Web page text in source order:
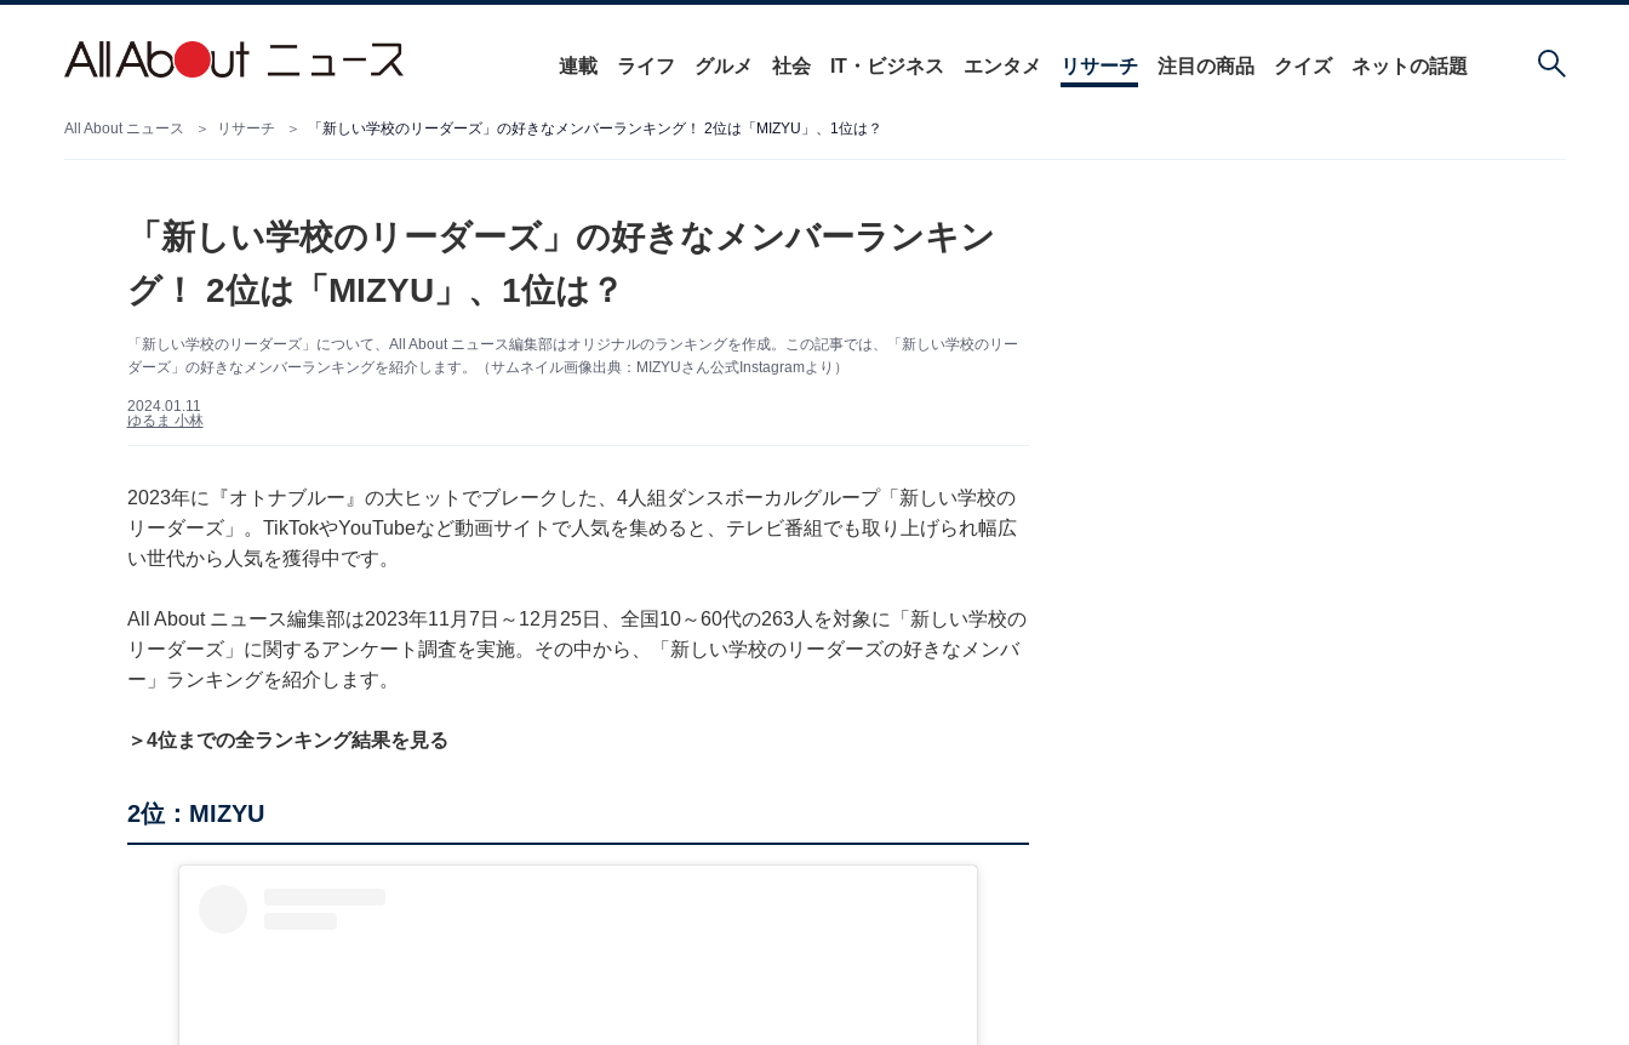
連載 ライフ グルメ 社会 IT・ビジネス エンタメ リサーチ 注目の商品 クイズ ネットの話題
All About ニュース リサーチ 「新しい学校のリーダーズ」の好きなメンバーランキング！ 2位は「MIZYU」、1位は？
「新しい学校のリーダーズ」の好きなメンバーランキン
グ！ 2位は「MIZYU」、1位は？
「新しい学校のリーダーズ」について、All About ニュース編集部はオリジナルのランキングを作成。この記事では、「新しい学校のリー
ダーズ」の好きなメンバーランキングを紹介します。（サムネイル画像出典：MIZYUさん公式Instagramより）
2024.01.11
ゆるま 小林
2023年に『オトナブルー』の大ヒットでブレークした、4人組ダンスボーカルグループ「新しい学校の
リーダーズ」。TikTokやYouTubeなど動画サイトで人気を集めると、テレビ番組でも取り上げられ幅広
い世代から人気を獲得中です。
All About ニュース編集部は2023年11月7日～12月25日、全国10～60代の263人を対象に「新しい学校の
リーダーズ」に関するアンケート調査を実施。その中から、「新しい学校のリーダーズの好きなメンバ
ー」ランキングを紹介します。
＞4位までの全ランキング結果を見る
2位：MIZYU